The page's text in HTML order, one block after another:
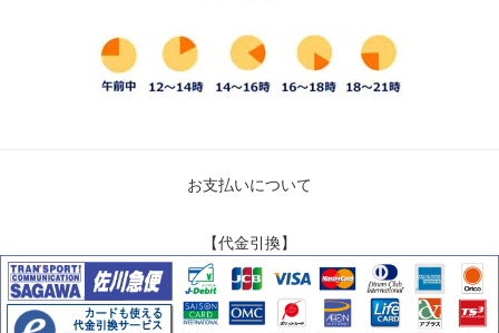
お支払いについて
【代金引換】